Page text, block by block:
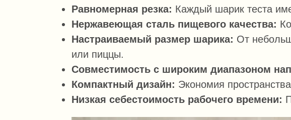
Равномерная резка: Каждый шарик теста
Нержавеющая сталь пищевого качества:
Настраиваемый размер шарика: От
или пиццы.
Совместимость с широким диапазоном
Компактный дизайн: Экономия
Низкая себестоимость рабочего времени: